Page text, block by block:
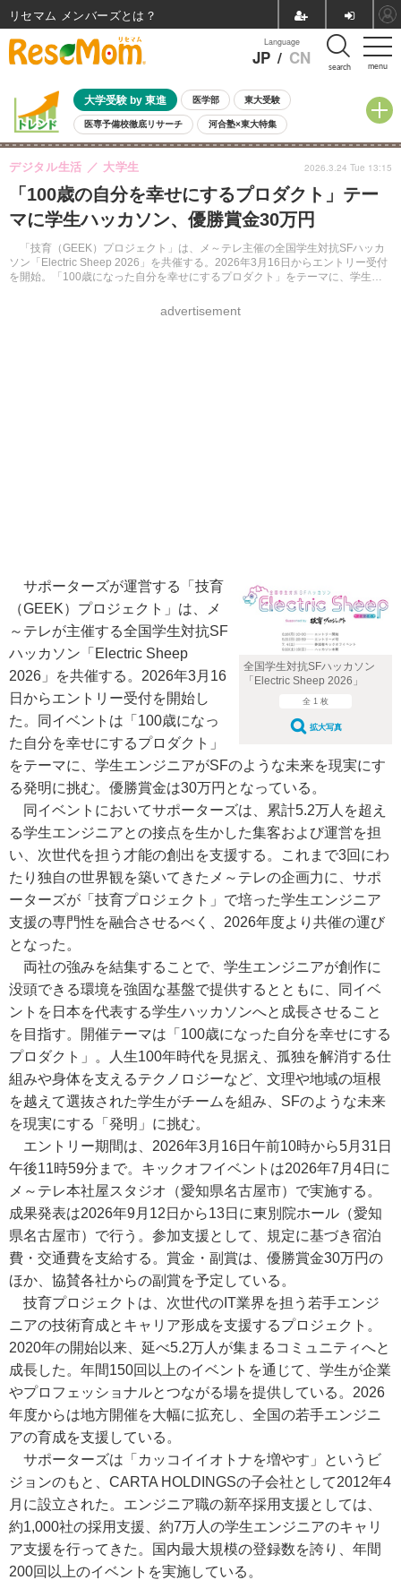
menu
Language
JP / CN search
大学受験 by 東進 医学部 東大受験
医専予備校徹底リサーチ 河合塾×東大特集
親子で考える大学選び 高校受験 中学受験 小学校受験
共通テスト 夏休み
8月開催イベント・WS 全国公立高校 過去問 人気記事
自由研究教材（小学生向け） 自由研究教材（中学生向け） ランキング
「100歳の自分を幸せにするプロダクト」テー
マに学生ハッカソン、優勝賞金30万円
「技育（GEEK）プロジェクト」は、メ～テレ主催の全国学生対抗SFハッカ
ソン「Electric Sheep 2026」を共催する。2026年3月16日からエントリー受付
を開始。「100歳になった自分を幸せにするプロダクト」をテーマに、学生エ
デジタル生活 大学生
advertisement
2026.3.24 Tue 13:15
全国学生対抗SFハッカソン
「Electric Sheep 2026」
全 1 枚
拡大写真
サポーターズが運営する「技育
（GEEK）プロジェクト」は、メ
～テレが主催する全国学生対抗SF
ハッカソン「Electric Sheep
2026」を共催する。2026年3月16
日からエントリー受付を開始し
た。同イベントは「100歳になっ
た自分を幸せにするプロダクト」
をテーマに、学生エンジニアがSFのような未来を現実にす
る発明に挑む。優勝賞金は30万円となっている。
同イベントにおいてサポーターズは、累計5.2万人を超え
る学生エンジニアとの接点を生かした集客および運営を担
い、次世代を担う才能の創出を支援する。これまで3回にわ
たり独自の世界観を築いてきたメ～テレの企画力に、サポ
ーターズが「技育プロジェクト」で培った学生エンジニア
支援の専門性を融合させるべく、2026年度より共催の運び
となった。
両社の強みを結集することで、学生エンジニアが創作に
没頭できる環境を強固な基盤で提供するとともに、同イベ
ントを日本を代表する学生ハッカソンへと成長させること
を目指す。開催テーマは「100歳になった自分を幸せにする
プロダクト」。人生100年時代を見据え、孤独を解消する仕
組みや身体を支えるテクノロジーなど、文理や地域の垣根
を越えて選抜された学生がチームを組み、SFのような未来
を現実にする「発明」に挑む。
エントリー期間は、2026年3月16日午前10時から5月31日
午後11時59分まで。キックオフイベントは2026年7月4日に
メ～テレ本社屋スタジオ（愛知県名古屋市）で実施する。
成果発表は2026年9月12日から13日に東別院ホール（愛知
県名古屋市）で行う。参加支援として、規定に基づき宿泊
費・交通費を支給する。賞金・副賞は、優勝賞金30万円の
ほか、協賛各社からの副賞を予定している。
技育プロジェクトは、次世代のIT業界を担う若手エンジ
ニアの技術育成とキャリア形成を支援するプロジェクト。
2020年の開始以来、延べ5.2万人が集まるコミュニティへと
成長した。年間150回以上のイベントを通じて、学生が企業
やプロフェッショナルとつながる場を提供している。2026
年度からは地方開催を大幅に拡充し、全国の若手エンジニ
アの育成を支援している。
サポーターズは「カッコイイオトナを増やす」というビ
ジョンのもと、CARTA HOLDINGSの子会社として2012年4
月に設立された。エンジニア職の新卒採用支援としては、
約1,000社の採用支援、約7万人の学生エンジニアのキャリ
ア支援を行ってきた。国内最大規模の登録数を誇り、年間
200回以上のイベントを実施している。
リセマム メンバーズ